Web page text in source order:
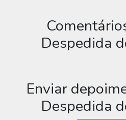
Despedida
Enviar
Despedida